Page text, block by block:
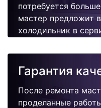
потребуется
мастер предложит
холодильник в
Гарантия
После ремонта
проделанные